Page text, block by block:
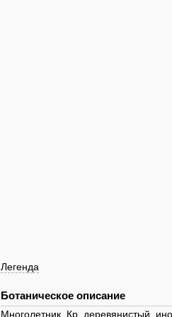
Легенда
Ботаническое описание
Многолетник. Кр. деревянистый,